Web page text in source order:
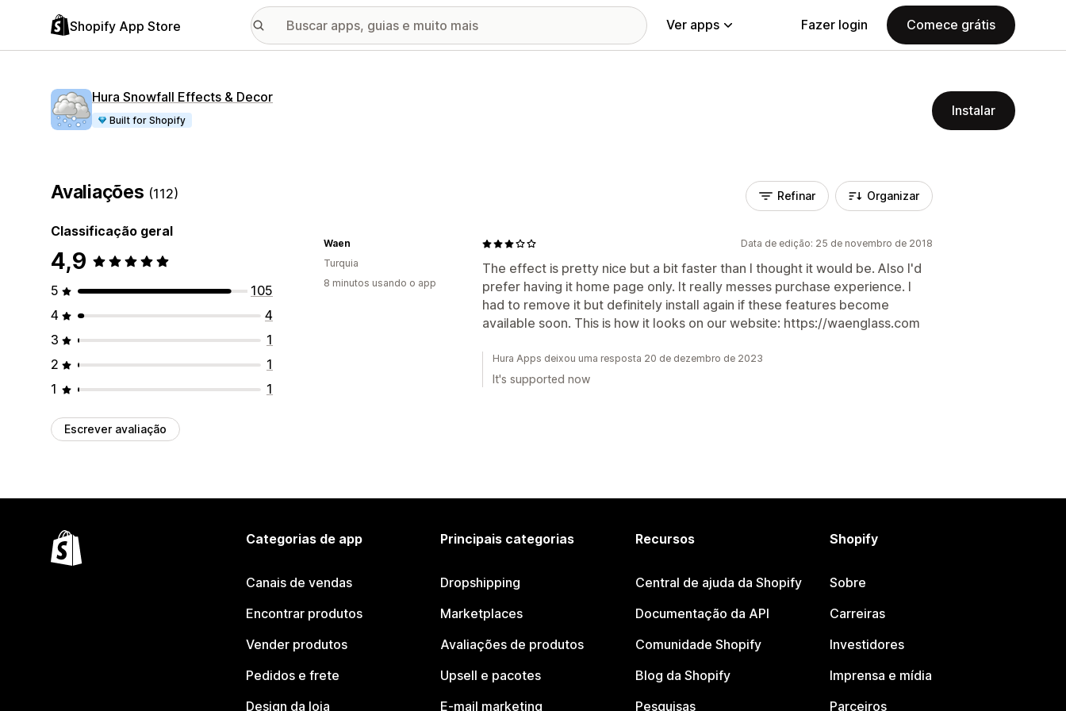
Shopify App Store Ver apps Fazer login Comece grátis
Hura Snowfall Effects & Decor
Built for Shopify
Instalar
Avaliações (112)
Classificação geral
4,9
5
105
4
4
3
1
2
1
1
1
Escrever avaliação
Refinar Organizar
Data de edição: 25 de novembro de 2018
The effect is pretty nice but a bit faster than I thought it would be. Also I'd
prefer having it home page only. It really messes purchase experience. I
had to remove it but definitely install again if these features become
available soon. This is how it looks on our website: https://waenglass.com
Waen
Turquia
8 minutos usando o app
Hura Apps deixou uma resposta 20 de dezembro de 2023
It's supported now
Categorias de app
Canais de vendas
Encontrar produtos
Vender produtos
Pedidos e frete
Design da loja
Principais categorias
Dropshipping
Marketplaces
Avaliações de produtos
Upsell e pacotes
E-mail marketing
Recursos
Central de ajuda da Shopify
Documentação da API
Comunidade Shopify
Blog da Shopify
Pesquisas
Shopify
Sobre
Carreiras
Investidores
Imprensa e mídia
Parceiros